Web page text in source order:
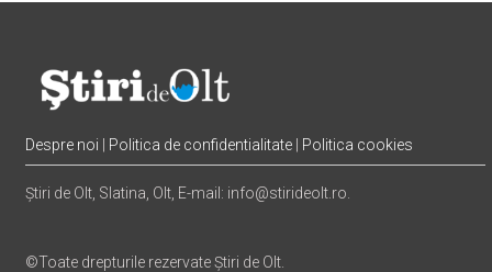
Despre noi Politica de confidentialitate Politica cookies
Știri de Olt, Slatina, Olt, E-mail: info@stirideolt.ro.
©Toate drepturile rezervate Știri de Olt.